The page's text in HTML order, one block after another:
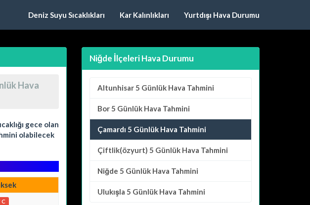
Deniz Suyu Sıcaklıkları Kar Kalınlıkları Yurtdışı Hava Durumu
Hava
gece olan
olabilecek
C
Niğde İlçeleri Hava Durumu
Altunhisar 5 Günlük Hava Tahmini
Bor 5 Günlük Hava Tahmini
Çamardı 5 Günlük Hava Tahmini
Çiftlik(özyurt) 5 Günlük Hava Tahmini
Niğde 5 Günlük Hava Tahmini
Ulukışla 5 Günlük Hava Tahmini